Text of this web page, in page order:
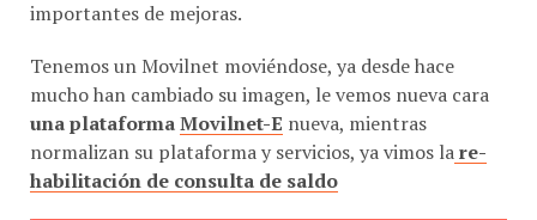
mucho han cambiado su imagen, le vemos nueva cara
una plataformaMovilnet-Enueva, mientras
normalizan su plataforma y servicios, ya vimos la
habilitación de consulta de saldo